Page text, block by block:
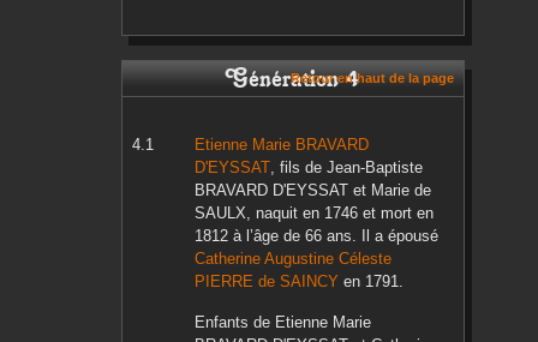
Génération 4Retour en haut de la page
Etienne MarieBRAVARD
D'EYSSAT, fils de Jean-Baptiste
BRAVARD D'EYSSATet Mariede
SAULX, naquit en 1746et mort en
1812à l’âge de 66 ans. Il a épousé
Catherine Augustine Céleste
PIERRE de SAINCY en 1791.
Enfants de Etienne Marie